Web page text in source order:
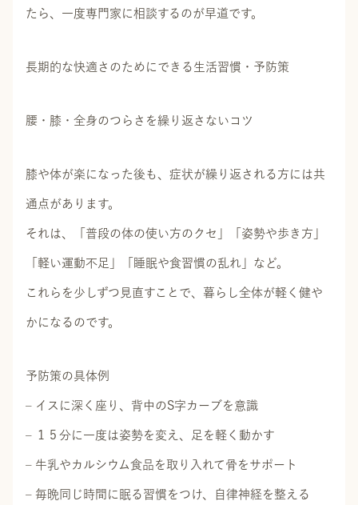
たら、一度専門家に相談するのが早道です。
長期的な快適さのためにできる生活習慣・予防策
腰・膝・全身のつらさを繰り返さないコツ
膝や体が楽になった後も、症状が繰り返される方には共
通点があります。
それは、「普段の体の使い方のクセ」「姿勢や歩き方」
「軽い運動不足」「睡眠や食習慣の乱れ」など。
これらを少しずつ見直すことで、暮らし全体が軽く健や
かになるのです。
予防策の具体例
– イスに深く座り、背中のS字カーブを意識
– １５分に一度は姿勢を変え、足を軽く動かす
– 牛乳やカルシウム食品を取り入れて骨をサポート
– 毎晩同じ時間に眠る習慣をつけ、自律神経を整える